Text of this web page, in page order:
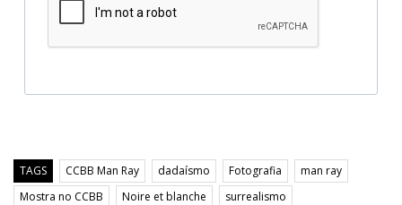
TAGS CCBB Man Ray dadaísmo Fotografia
man ray
Mostra no CCBB
Noire et blanche surrealismo